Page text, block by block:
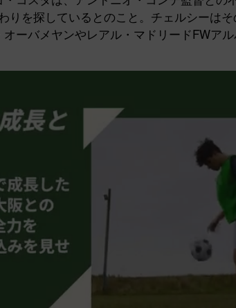
りを探しているとのこと。チェルシーは
オーバメヤンやレアル・マドリードFWア